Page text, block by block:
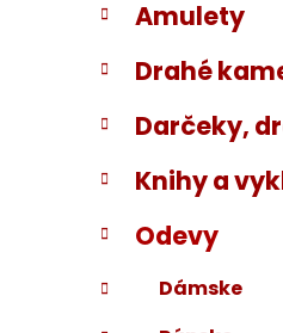
Amulety
Drahé
Darčeky,
Knihy a
Odevy
Dámske